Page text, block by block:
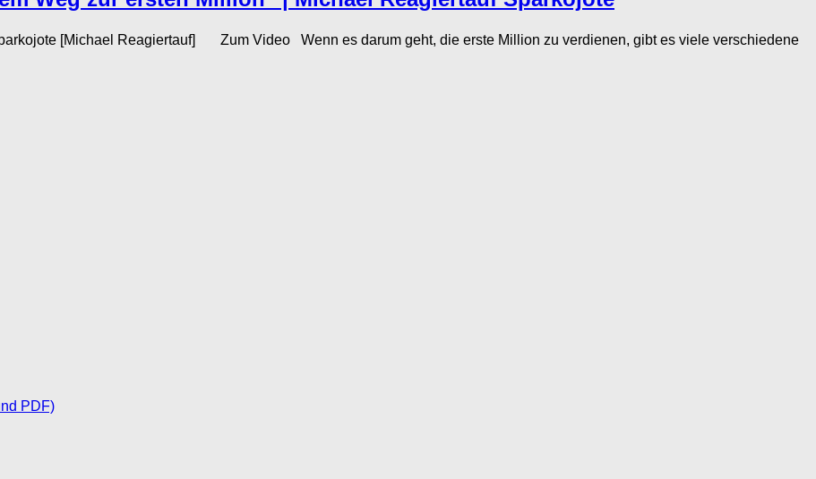
[Michael Reagiertauf] Zum Video Wenn es darum geht, die erste Million zu verdienen, gibt es viele verschiedene
PDF)